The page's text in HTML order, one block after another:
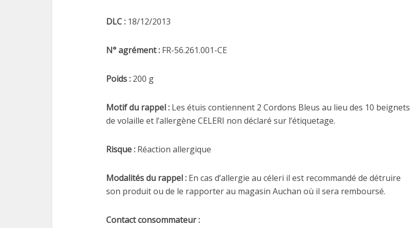
DLC : 18/12/2013
N° agrément : FR-56.261.001-CE
Poids : 200 g
Motif du rappel : Les étuis contiennent 2 Cordons Bleus au lieu des 10 beignets
de volaille et l’allergène CELERI non déclaré sur l’étiquetage.
Risque : Réaction allergique
Modalités du rappel : En cas d’allergie au céleri il est recommandé de détruire
son produit ou de le rapporter au magasin Auchan où il sera remboursé.
Contact consommateur :